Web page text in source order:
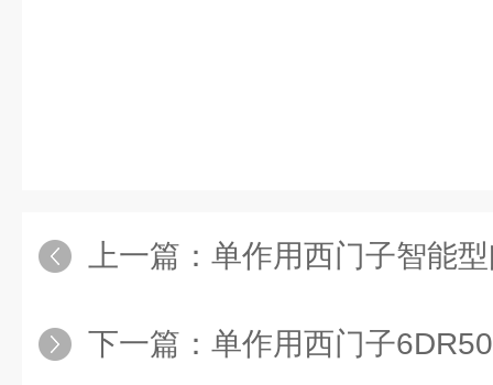
上一篇： 单作用西门子智能型阀门定
下一篇： 单作用西门子6DR5010-